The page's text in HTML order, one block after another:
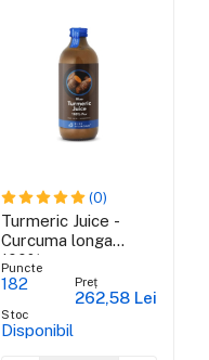
(0)
Turmeric Juice -
Curcuma longa
100% pur
Puncte
182
Stoc
Disponibil
Preț
262,58 Lei